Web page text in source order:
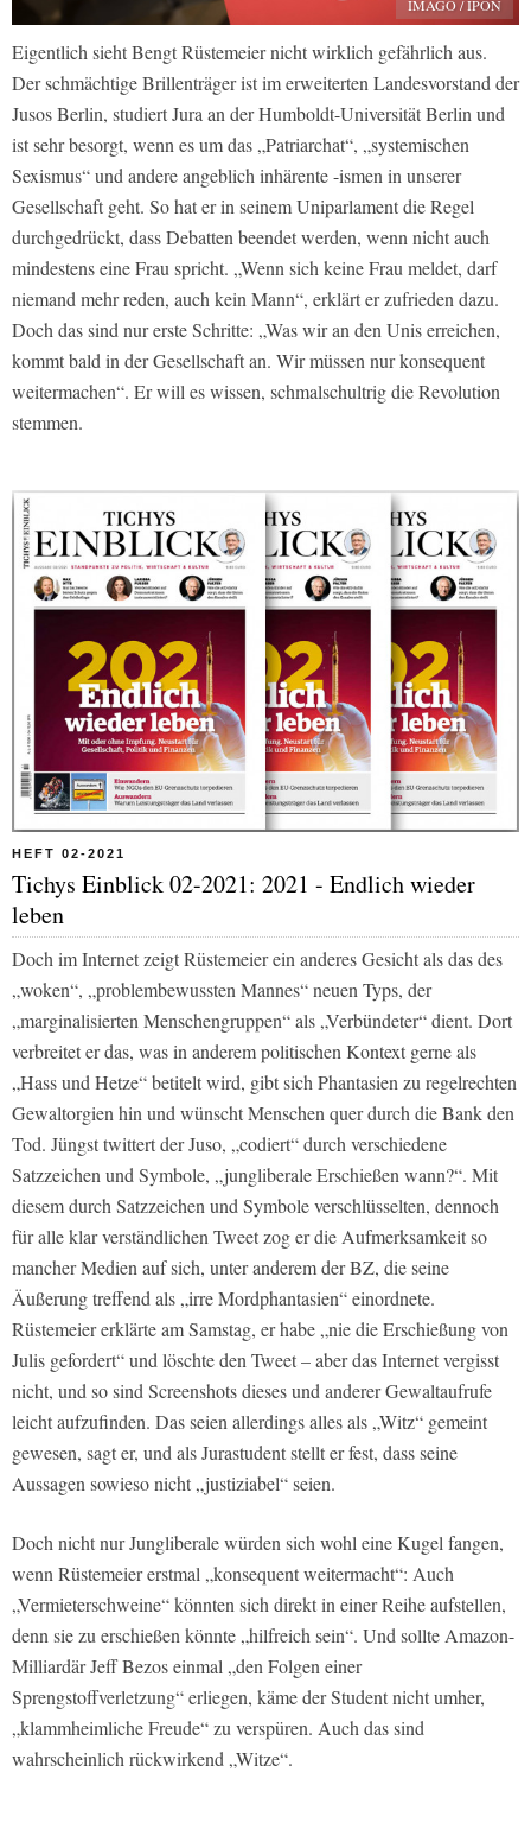
IMAGO / IPON
Eigentlich sieht Bengt Rüstemeier nicht wirklich gefährlich aus.
Der schmächtige Brillenträger ist im erweiterten Landesvorstand der
Jusos Berlin, studiert Jura an der Humboldt-Universität Berlin und
ist sehr besorgt, wenn es um das „Patriarchat“, „systemischen
Sexismus“ und andere angeblich inhärente -ismen in unserer
Gesellschaft geht. So hat er in seinem Uniparlament die Regel
durchgedrückt, dass Debatten beendet werden, wenn nicht auch
mindestens eine Frau spricht. „Wenn sich keine Frau meldet, darf
niemand mehr reden, auch kein Mann“, erklärt er zufrieden dazu.
Doch das sind nur erste Schritte: „Was wir an den Unis erreichen,
kommt bald in der Gesellschaft an. Wir müssen nur konsequent
weitermachen“. Er will es wissen, schmalschultrig die Revolution
stemmen.
HEFT 02-2021
Tichys Einblick 02-2021: 2021 - Endlich wieder
leben
Doch im Internet zeigt Rüstemeier ein anderes Gesicht als das des
„woken“, „problembewussten Mannes“ neuen Typs, der
„marginalisierten Menschengruppen“ als „Verbündeter“ dient. Dort
verbreitet er das, was in anderem politischen Kontext gerne als
„Hass und Hetze“ betitelt wird, gibt sich Phantasien zu regelrechten
Gewaltorgien hin und wünscht Menschen quer durch die Bank den
Tod. Jüngst twittert der Juso, „codiert“ durch verschiedene
Satzzeichen und Symbole, „jungliberale Erschießen wann?“. Mit
diesem durch Satzzeichen und Symbole verschlüsselten, dennoch
für alle klar verständlichen Tweet zog er die Aufmerksamkeit so
mancher Medien auf sich, unter anderem derBZ, die seine
Äußerung treffend als „irre Mordphantasien“ einordnete.
Rüstemeier erklärte am Samstag, er habe „nie die Erschießung von
Julis gefordert“ und löschte den Tweet – aber das Internet vergisst
nicht, und so sind Screenshots dieses und anderer Gewaltaufrufe
leicht aufzufinden. Das seien allerdings alles als „Witz“ gemeint
gewesen, sagt er, und als Jurastudent stellt er fest, dass seine
Aussagen sowieso nicht „justiziabel“ seien.
Doch nicht nur Jungliberale würden sich wohl eine Kugel fangen,
wenn Rüstemeier erstmal „konsequent weitermacht“: Auch
„Vermieterschweine“ könnten sich direkt in einer Reihe aufstellen,
denn sie zu erschießen könnte „hilfreich sein“. Und sollte Amazon-
Milliardär Jeff Bezos einmal „den Folgen einer
Sprengstoffverletzung“ erliegen, käme der Student nicht umher,
„klammheimliche Freude“ zu verspüren. Auch das sind
wahrscheinlich rückwirkend „Witze“.